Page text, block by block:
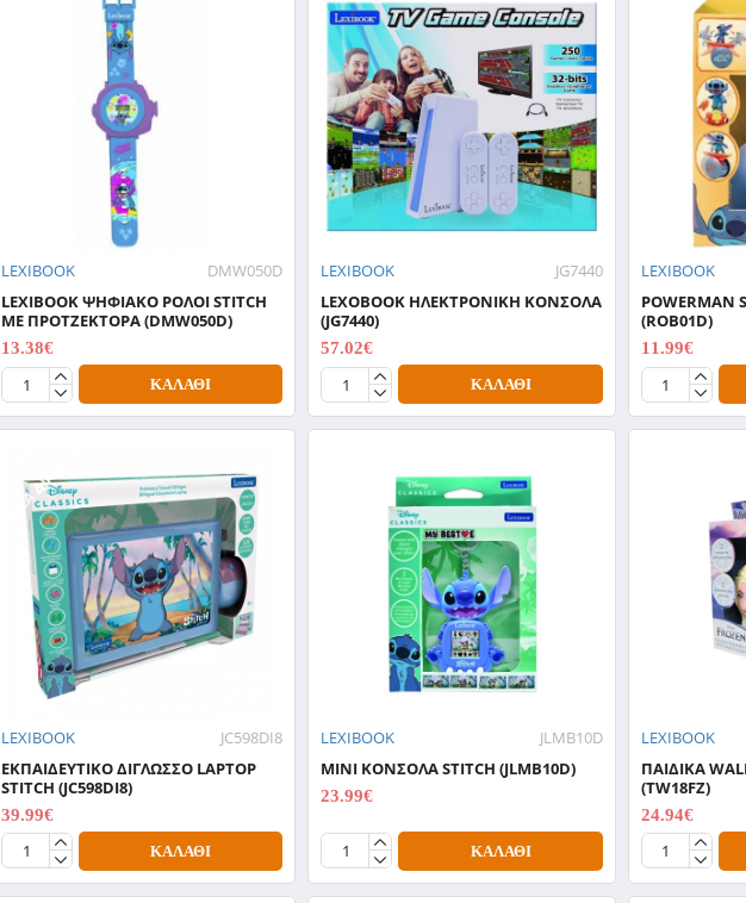
LEXIBOOK
DMW050D
LEXIBOOK ΨΗΦΙΑΚΟ ΡΟΛΟΙ STITCH
ΜΕ ΠΡΟΤΖΕΚΤΟΡΑ (DMW050D)
13.38€
ΚΑΛΆΘΙ
LEXIBOOK
JG7440
LEXOBOOK ΗΛΕΚΤΡΟΝΙΚΗ ΚΟΝΣΟΛΑ
(JG7440)
57.02€
ΚΑΛΆΘΙ
LEXIBOOK
POWERMAN
(ROB01D)
11.99€
ΆΜΕΣΑ ΔΙΑΘΈΣΙΜΟ
LEXIBOOK
JC598DI8
ΕΚΠΑΙΔΕΥΤΙΚΟ ΔΙΓΛΩΣΣΟ LAPTOP
STITCH (JC598DI8)
39.99€
ΚΑΛΆΘΙ
LEXIBOOK
JLMB10D
ΜΙΝΙ ΚΟΝΣΟΛΑ STITCH (JLMB10D)
23.99€
ΚΑΛΆΘΙ
LEXIBOOK
ΠΑΙΔΙΚΑ
(TW18FZ)
24.94€